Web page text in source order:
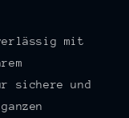
mit
sichere und